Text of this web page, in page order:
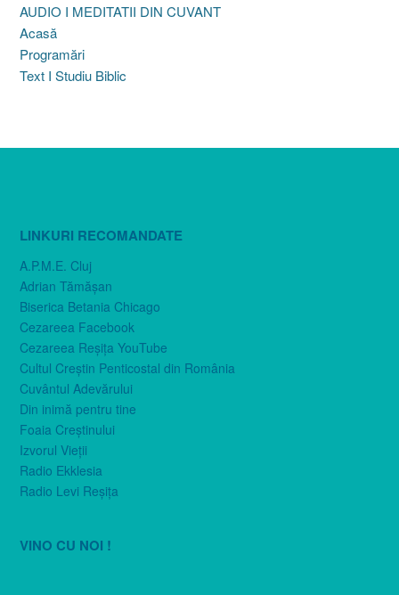
AUDIO I MEDITATII DIN CUVANT
Acasă
Programări
Text I Studiu Biblic
LINKURI RECOMANDATE
A.P.M.E. Cluj
Adrian Tămăşan
Biserica Betania Chicago
Cezareea Facebook
Cezareea Reşiţa YouTube
Cultul Creştin Penticostal din România
Cuvântul Adevărului
Din inimă pentru tine
Foaia Creştinului
Izvorul Vieţii
Radio Ekklesia
Radio Levi Reşiţa
VINO CU NOI !